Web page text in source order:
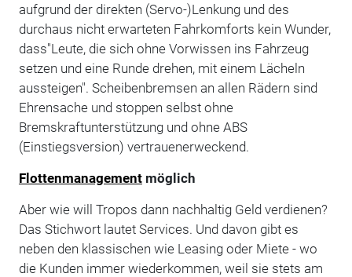
aufgrund der direkten (Servo-)Lenkung und des
durchaus nicht erwarteten Fahrkomforts kein Wunder,
dass"Leute, die sich ohne Vorwissen ins Fahrzeug
setzen und eine Runde drehen, mit einem Lächeln
aussteigen". Scheibenbremsen an allen Rädern sind
Ehrensache und stoppen selbst ohne
Bremskraftunterstützung und ohne ABS
(Einstiegsversion) vertrauenerweckend.
Flottenmanagementmöglich
Aber wie will Tropos dann nachhaltig Geld verdienen?
Das Stichwort lautet Services. Und davon gibt es
neben den klassischen wie Leasing oder Miete - wo
die Kunden immer wiederkommen, weil sie stets am